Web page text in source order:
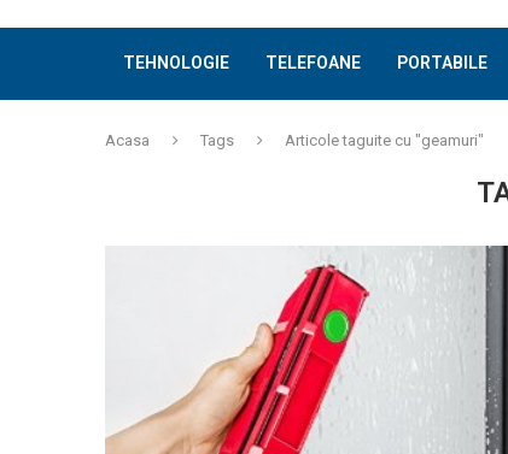
TEHNOLOGIE TELEFOANE PORTABILE
Acasa Tags Articole taguite cu "geamuri"